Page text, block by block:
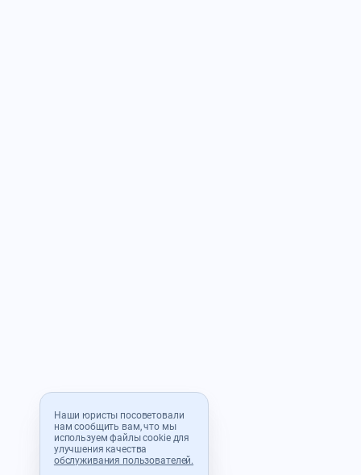
Наши юристы посоветовали
нам сообщить вам, что мы
используем файлы cookie для
улучшения качества
обслуживания пользователей.